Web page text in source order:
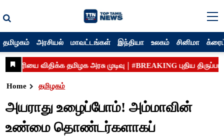
தமிழகம் அரசியல் மாவட்டங்கள் இந்தியா உலகம் சினிமா
Home தமிழகம்
அயராது உழைப்போம்! அம்மாவின்
உண்மை தொண்டர்களாகப்